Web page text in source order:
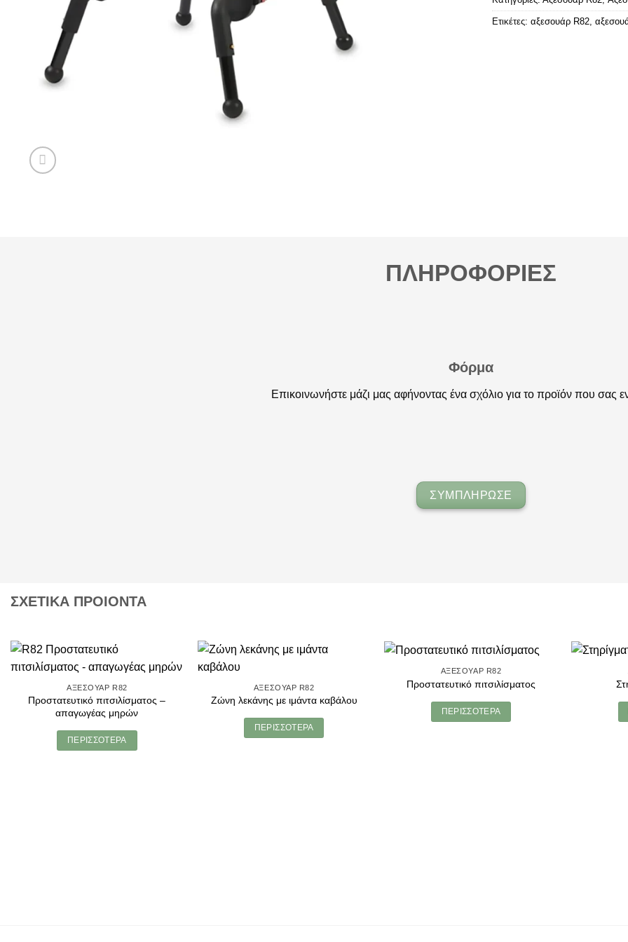
Ετικέτες: αξεσουάρ R82,
ΠΛΗΡΟΦΟΡΙΕΣ
Φόρμα
Επικοινωνήστε μάζι μας αφήνοντας ένα σχόλιο για το προϊόν που σας
ΣΥΜΠΛΗΡΩΣΕ
ΣΧΕΤΙΚΑ ΠΡΟΙΟΝΤΑ
ΑΞΕΣΟΥΆΡ R82
Προστατευτικό πιτσιλίσματος –
απαγωγέας μηρών
ΠΕΡΙΣΣΌΤΕΡΑ
ΑΞΕΣΟΥΆΡ R82
Ζώνη λεκάνης με ιμάντα καβάλου
ΠΕΡΙΣΣΌΤΕΡΑ
ΑΞΕΣΟΥΆΡ R82
Προστατευτικό πιτσιλίσματος
ΠΕΡΙΣΣΌΤΕΡΑ